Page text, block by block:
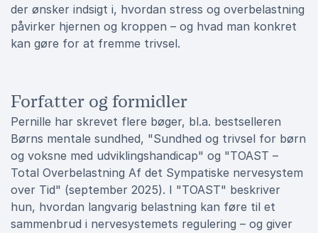
der ønsker indsigt i, hvordan stress og overbelastning
påvirker hjernen og kroppen – og hvad man konkret
kan gøre for at fremme trivsel.
Forfatter og formidler
Pernille har skrevet flere bøger, bl.a. bestselleren
Børns mentale sundhed, "Sundhed og trivsel for børn
og voksne med udviklingshandicap" og "TOAST –
Total Overbelastning Af det Sympatiske nervesystem
over Tid" (september 2025). I "TOAST" beskriver
hun, hvordan langvarig belastning kan føre til et
sammenbrud i nervesystemets regulering – og giver